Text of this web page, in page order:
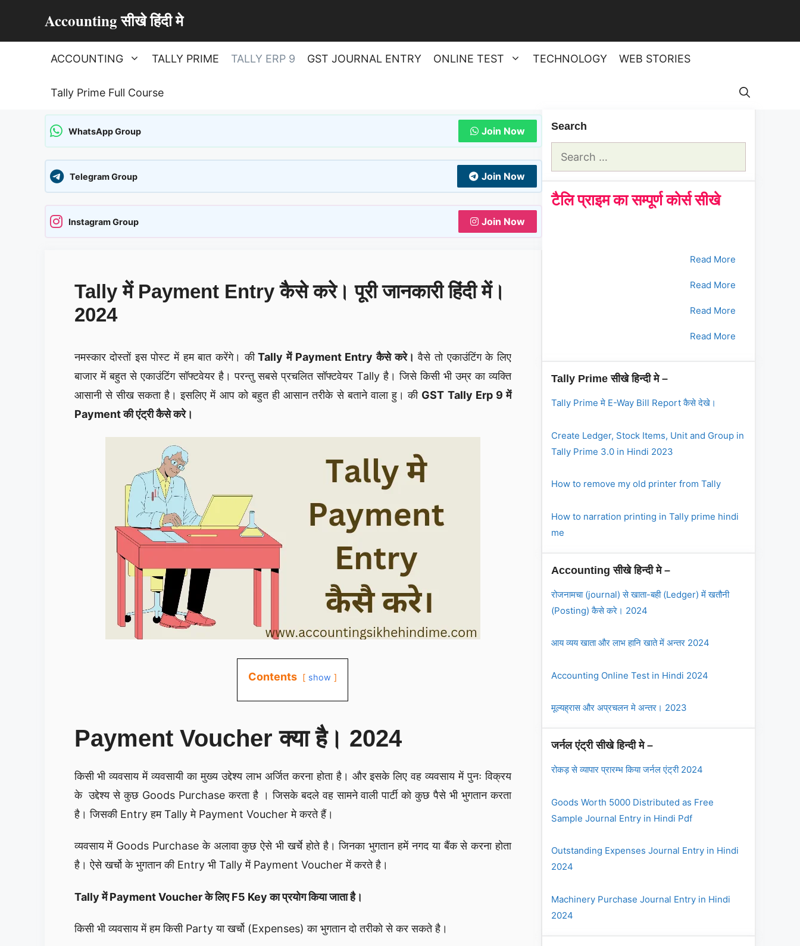
Accounting सीखे हिंदी मे
ACCOUNTING TALLY PRIME TALLY ERP 9 GST JOURNAL ENTRY ONLINE TEST TECHNOLOGY WEB STORIES
Tally Prime Full Course
WhatsApp Group Join Now
Telegram Group Join Now
Instagram Group Join Now
Tally में Payment Entry कैसे करे। पूरी जानकारी हिंदी में।
2024
नमस्कार दोस्तों इस पोस्ट में हम बात करेंगे। कीTally में Payment Entry कैसे करे। वैसे तो एकाउंटिंग के लिए
बाजार में बहुत से एकाउंटिंग सॉफ्टवेयर है। परन्तु सबसे प्रचलित सॉफ्टवेयर Tally है। जिसे किसी भी उम्र का व्यक्ति
आसानी से सीख सकता है। इसलिए में आप को बहुत ही आसान तरीके से बताने वाला हु। की GST Tally Erp 9 में
Payment की एंट्री कैसे करे।
Contents show
Payment Voucher क्या है। 2024
किसी भी व्यवसाय में व्यवसायी का मुख्य उद्देश्य लाभ अर्जित करना होता है। और इसके लिए वह व्यवसाय में पुनः विक्रय
के उद्देश्य से कुछ Goods Purchase करता है । जिसके बदले वह सामने वाली पार्टी को कुछ पैसे भी भुगतान करता
है। जिसकी Entry हम Tally मे Payment Voucher मे करते हैं।
व्यवसाय में Goods Purchase के अलावा कुछ ऐसे भी खर्चे होते है। जिनका भुगतान हमें नगद या बैंक से करना होता
है। ऐसे खर्चो के भुगतान की Entry भी Tally में Payment Voucher में करते है।
Tally में Payment Voucher के लिए F5 Key का प्रयोग किया जाता है।
किसी भी व्यवसाय में हम किसी Party या खर्चो (Expenses) का भुगतान दो तरीको से कर सकते है।
Search
Search
टैलि प्राइम का सम्पूर्ण कोर्स सीखे
Read More
Read More
Read More
Read More
Tally Prime सीखे हिन्दी मे –
Tally Prime मे E-Way Bill Report कैसे देखे।
Create Ledger, Stock Items, Unit and Group in
Tally Prime 3.0 in Hindi 2023
How to remove my old printer from Tally
How to narration printing in Tally prime hindi
me
Accounting सीखे हिन्दी मे –
रोजनामचा (journal) से खाता-बही (Ledger) में खतौनी
(Posting) कैसे करे। 2024
आय व्यय खाता और लाभ हानि खाते में अन्तर 2024
Accounting Online Test in Hindi 2024
मूल्यह्रास और अप्रचलन मे अन्तर। 2023
जर्नल एंट्री सीखे हिन्दी मे –
रोकड़ से व्यापार प्रारम्भ किया जर्नल एंट्री 2024
Goods Worth 5000 Distributed as Free
Sample Journal Entry in Hindi Pdf
Outstanding Expenses Journal Entry in Hindi
2024
Machinery Purchase Journal Entry in Hindi
2024